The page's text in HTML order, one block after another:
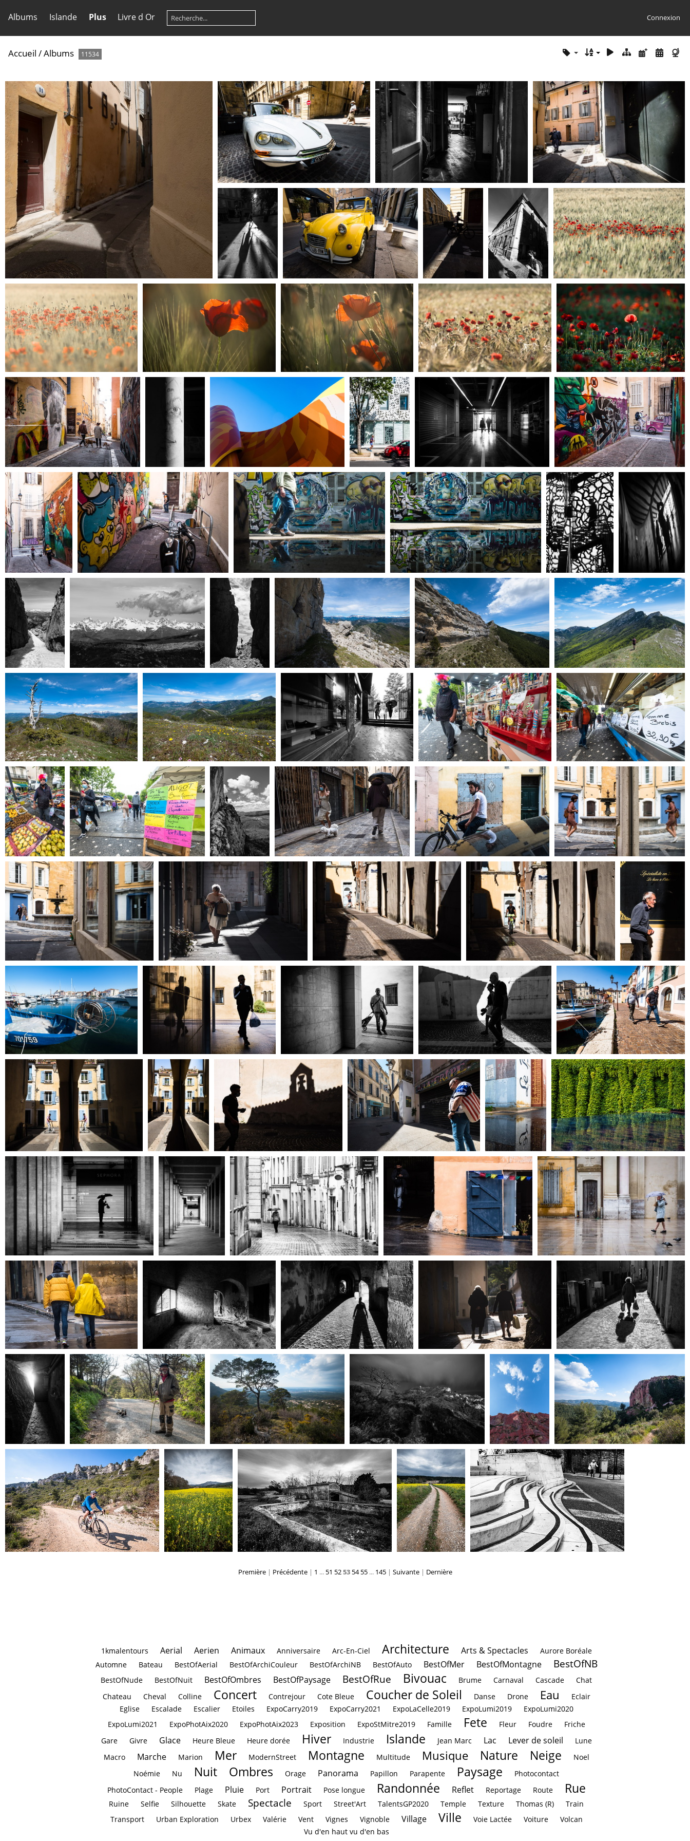
Albums Islande Plus Livre d Or Connexion
Accueil /Albums 11534
Première| Précédente| 1 ... 51 5253 54 55... 145 | Suivante | Dernière
1kmalentours Aerial Aerien Animaux Anniversaire Arc-En-Ciel Architecture Arts & Spectacles
Aurore Boréale
Automne
Bateau BestOfAerial BestOfArchiCouleur BestOfArchiNB BestOfAuto BestOfMer BestOfMontagne BestOfNB
BestOfNude BestOfNuit BestOfOmbres BestOfPaysage BestOfRue Bivouac Brume Carnaval Cascade
Chat
Chateau
Cheval Colline Concert Contrejour Cote Bleue Coucher de Soleil Danse Drone Eau
Eclair
Eglise
Escalade Escalier Etoiles ExpoCarry2019 ExpoCarry2021 ExpoLaCelle2019 ExpoLumi2019
ExpoLumi2020
ExpoLumi2021
ExpoPhotAix2020 ExpoPhotAix2023 Exposition ExpoStMitre2019 Famille Fete Fleur Foudre
Friche
Gare
Givre Glace Heure Bleue Heure dorée Hiver Industrie Islande Jean Marc Lac Lever de soleil
Lune
Macro
Marche Marion Mer ModernStreet Montagne Multitude Musique Nature Neige
Noel
Noémie
Nu Nuit Ombres Orage Panorama Papillon Parapente Paysage
Photocontact
PhotoContact - People
Plage Pluie Port Portrait Pose longue Randonnée Reflet Reportage Route Rue
Ruine Selfie Silhouette Skate Spectacle Sport Street'Art TalentsGP2020 Temple Texture Thomas (R)
Train
Transport
Urban Exploration Urbex Valérie Vent Vignes Vignoble Village Ville Voie Lactée Voiture
Volcan
Vu d'en haut vu d'en bas